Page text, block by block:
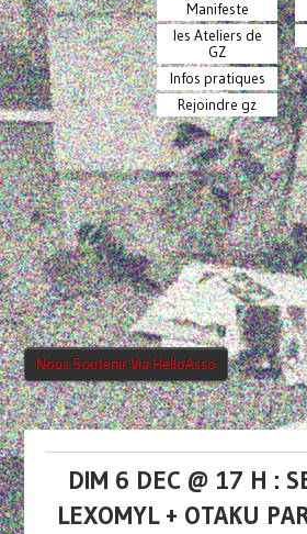
Manifeste
les Ateliers de
GZ
Infos pratiques
Rejoindre gz
Nous Soutenir Via HelloAsso
DIM 6 DEC @ 17 H :
LEXOMYL + OTAKU